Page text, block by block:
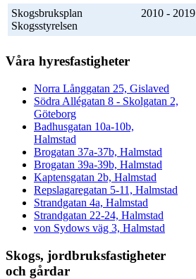
Skogsbruksplan
Skogsstyrelsen
2010 - 2019
Våra hyresfastigheter
Norra Långgatan 25, Gislaved
Södra Allégatan 8 - Skolgatan 2,
Göteborg
Badhusgatan 10a-10b,
Halmstad
Brogatan 37a-37b, Halmstad
Brogatan 39a-39b, Halmstad
Kaptensgatan 2b, Halmstad
Repslagaregatan 5-11, Halmstad
Strandgatan 4a, Halmstad
Strandgatan 22-24, Halmstad
von Sydows väg 3, Halmstad
Skogs, jordbruksfastigheter
och gårdar